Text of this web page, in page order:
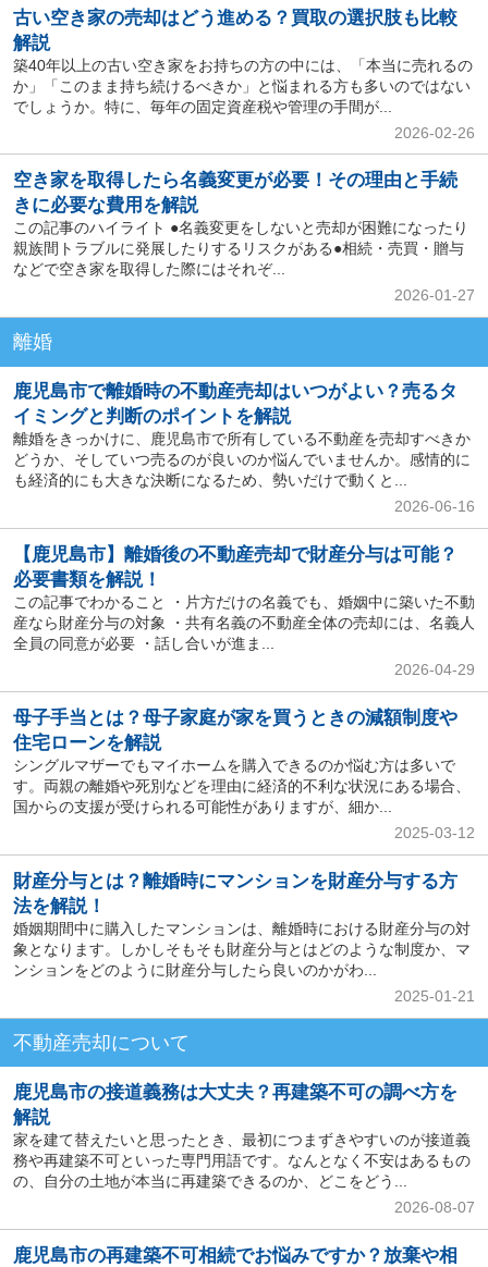
古い空き家の売却はどう進める？買取の選択肢も比較
解説
築40年以上の古い空き家をお持ちの方の中には、「本当に売れるの
か」「このまま持ち続けるべきか」と悩まれる方も多いのではない
でしょうか。特に、毎年の固定資産税や管理の手間が...
2026-02-26
空き家を取得したら名義変更が必要！その理由と手続
きに必要な費用を解説
この記事のハイライト ●名義変更をしないと売却が困難になったり
親族間トラブルに発展したりするリスクがある●相続・売買・贈与
などで空き家を取得した際にはそれぞ...
2026-01-27
離婚
鹿児島市で離婚時の不動産売却はいつがよい？売るタ
イミングと判断のポイントを解説
離婚をきっかけに、鹿児島市で所有している不動産を売却すべきか
どうか、そしていつ売るのが良いのか悩んでいませんか。感情的に
も経済的にも大きな決断になるため、勢いだけで動くと...
2026-06-16
【鹿児島市】離婚後の不動産売却で財産分与は可能？
必要書類を解説！
この記事でわかること ・片方だけの名義でも、婚姻中に築いた不動
産なら財産分与の対象 ・共有名義の不動産全体の売却には、名義人
全員の同意が必要 ・話し合いが進ま...
2026-04-29
母子手当とは？母子家庭が家を買うときの減額制度や
住宅ローンを解説
シングルマザーでもマイホームを購入できるのか悩む方は多いで
す。両親の離婚や死別などを理由に経済的不利な状況にある場合、
国からの支援が受けられる可能性がありますが、細か...
2025-03-12
財産分与とは？離婚時にマンションを財産分与する方
法を解説！
婚姻期間中に購入したマンションは、離婚時における財産分与の対
象となります。しかしそもそも財産分与とはどのような制度か、マ
ンションをどのように財産分与したら良いのかがわ...
2025-01-21
不動産売却について
鹿児島市の接道義務は大丈夫？再建築不可の調べ方を
解説
家を建て替えたいと思ったとき、最初につまずきやすいのが接道義
務や再建築不可といった専門用語です。なんとなく不安はあるもの
の、自分の土地が本当に再建築できるのか、どこをどう...
2026-08-07
鹿児島市の再建築不可相続でお悩みですか？放棄や相